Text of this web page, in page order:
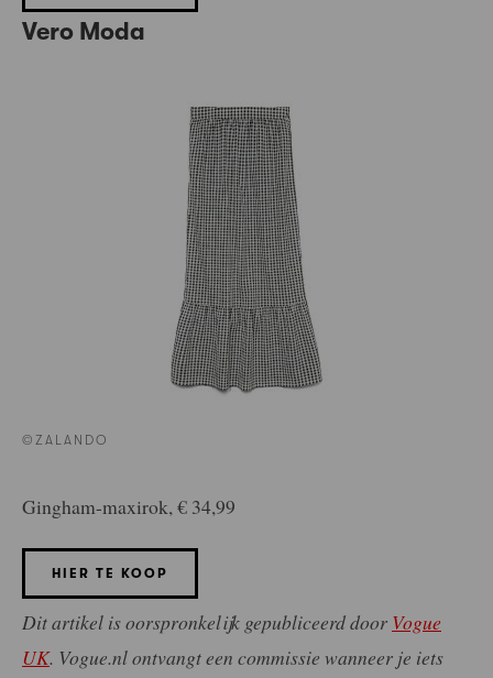
Vero Moda
©ZALANDO
Gingham-maxirok, € 34,99
HIER TE KOOP
Dit artikel is oorspronkelijk gepubliceerd door Vogue
UK. Vogue.nl ontvangt een commissie wanneer je iets